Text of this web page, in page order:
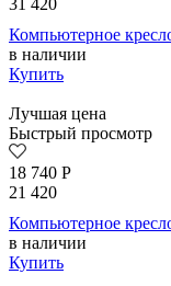
31 420
Компьютерное
в наличии
Купить
Лучшая цена
Быстрый просмотр
18 740 Р
21 420
Компьютерное
в наличии
Купить